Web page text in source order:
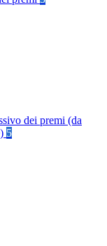
dei premi (da
5